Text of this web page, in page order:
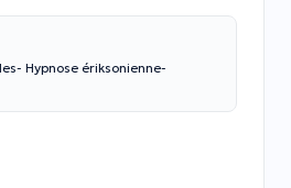
Hypnose ériksonienne-